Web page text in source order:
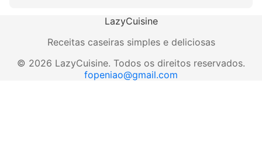
LazyCuisine
Receitas caseiras simples e deliciosas
© 2026 LazyCuisine. Todos os direitos reservados.
fopeniao@gmail.com